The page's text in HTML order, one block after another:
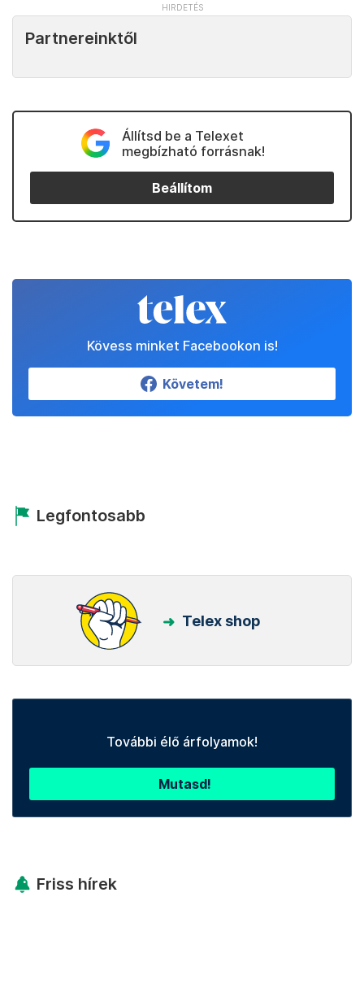
Partnereinktől
Állítsd be a Telexet
megbízható forrásnak!
Beállítom
Kövess minket Facebookon is!
Követem!
Legfontosabb
Telex shop
További élő árfolyamok!
Mutasd!
Friss hírek